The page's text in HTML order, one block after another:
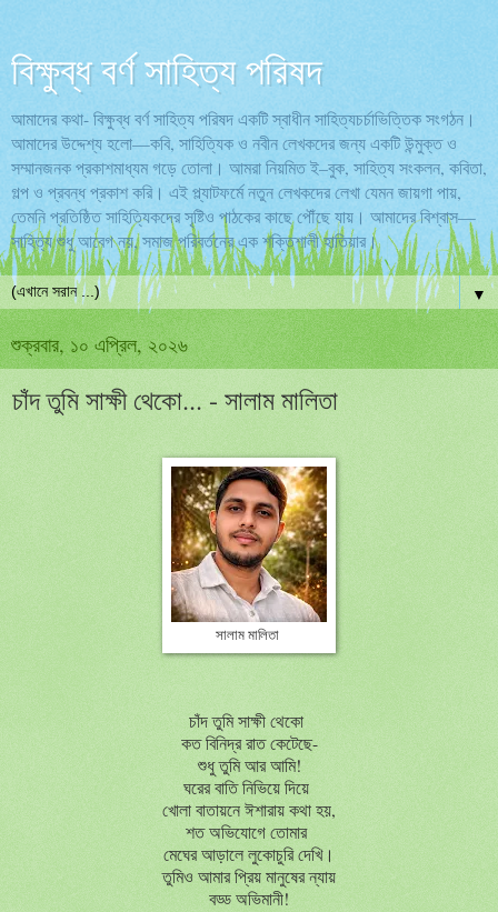
বিক্ষুব্ধ বর্ণ সাহিত্য পরিষদ
আমাদের কথা- বিক্ষুব্ধ বর্ণ সাহিত্য পরিষদ একটি স্বাধীন সাহিত্যচর্চাভিত্তিক সংগঠন।
আমাদের উদ্দেশ্য হলো—কবি, সাহিত্যিক ও নবীন লেখকদের জন্য একটি উন্মুক্ত ও
সম্মানজনক প্রকাশমাধ্যম গড়ে তোলা। আমরা নিয়মিত ই–বুক, সাহিত্য সংকলন, কবিতা,
গল্প ও প্রবন্ধ প্রকাশ করি। এই প্ল্যাটফর্মে নতুন লেখকদের লেখা যেমন জায়গা পায়,
তেমনি প্রতিষ্ঠিত সাহিত্যিকদের সৃষ্টিও পাঠকের কাছে পৌঁছে যায়। আমাদের বিশ্বাস—
সাহিত্য শুধু আবেগ নয়, সমাজ পরিবর্তনের এক শক্তিশালী হাতিয়ার।
▼
শুক্রবার, ১০ এপ্রিল, ২০২৬
চাঁদ তুমি সাক্ষী থেকো... - সালাম মালিতা
সালাম মালিতা
চাঁদ তুমি সাক্ষী থেকো
কত বিনিদ্র রাত কেটেছে-
শুধু তুমি আর আমি!
ঘরের বাতি নিভিয়ে দিয়ে
খোলা বাতায়নে ঈশারায় কথা হয়,
শত অভিযোগে তোমার
মেঘের আড়ালে লুকোচুরি দেখি।
তুমিও আমার প্রিয় মানুষের ন্যায়
বড্ড অভিমানী!